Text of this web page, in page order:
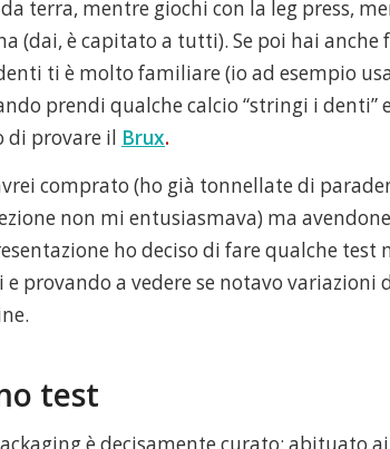
terra, mentre giochi con la leg press,
(dai, è capitato a tutti). Se poi hai
ti è molto familiare (io ad esempio
prendi qualche calcio “stringi i denti”
di provare il Brux.
comprato (ho già tonnellate di
non mi entusiasmava) ma
ho deciso di fare qualche test
provando a vedere se notavo variazioni
test